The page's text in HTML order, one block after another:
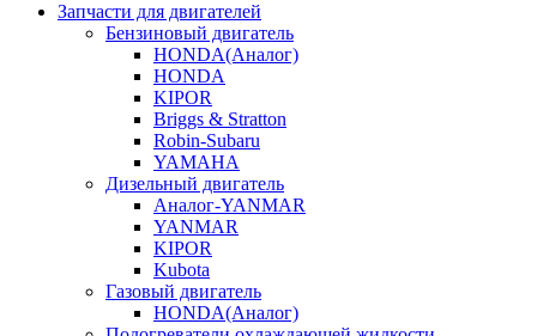
Запчасти для двигателей
Бензиновый двигатель
HONDA(Aналог)
HONDA
KIPOR
Briggs & Stratton
Robin-Subaru
YAMAHA
Дизельный двигатель
Аналог-YANMAR
YANMAR
KIPOR
Kubota
Газовый двигатель
HONDA(Aналог)